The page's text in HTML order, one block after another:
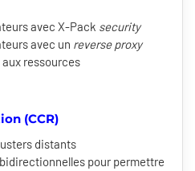
avec X-Pack security
avec un reverse proxy
ressources
(CCR)
distants
pour permettre